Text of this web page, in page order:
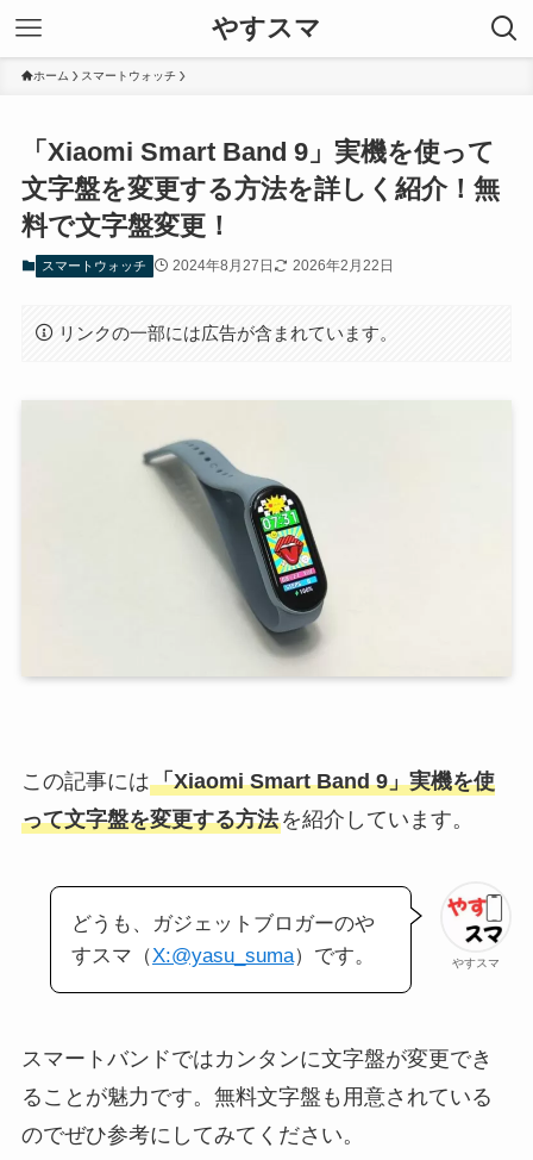
やすスマ
ホーム スマートウォッチ
「Xiaomi Smart Band 9」実機を使って
文字盤を変更する方法を詳しく紹介！無
料で文字盤変更！
スマートウォッチ 2024年8月27日 2026年2月22日
リンクの一部には広告が含まれています。
この記事には「Xiaomi Smart Band 9」実機を使
って文字盤を変更する方法を紹介しています。
やすスマ
どうも、ガジェットブロガーのや
すスマ（X:@yasu_suma）です。
スマートバンドではカンタンに文字盤が変更でき
ることが魅力です。無料文字盤も用意されている
のでぜひ参考にしてみてください。